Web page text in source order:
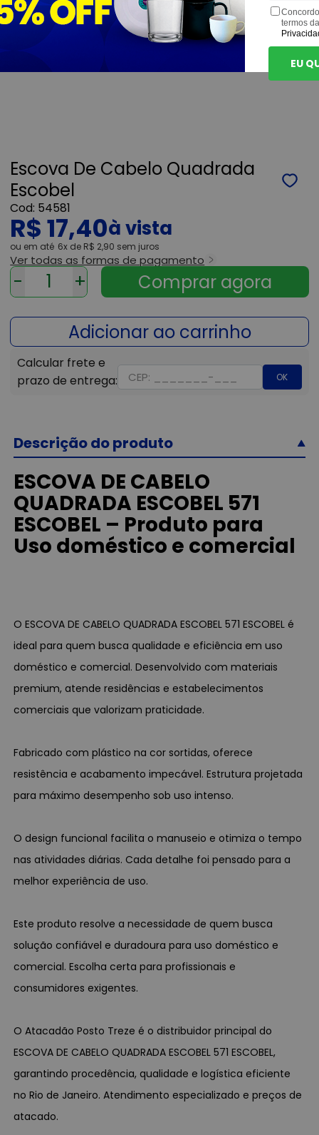
Escova De Cabelo Quadrada
Escobel
54581
R$ 17,40
ou 6x de R$ 2,90 sem juros
Ver todas as formas de pagamento
- +
OK
Descrição do produto
ESCOVA DE CABELO
QUADRADA ESCOBEL 571
ESCOBEL – Produto para
Uso doméstico e comercial
O ESCOVA DE CABELO QUADRADA ESCOBEL 571 ESCOBEL é
ideal para quem busca qualidade e eficiência em uso
doméstico e comercial. Desenvolvido com materiais
premium, atende residências e estabelecimentos
comerciais que valorizam praticidade.
Fabricado com plástico na cor sortidas, oferece
resistência e acabamento impecável. Estrutura projetada
para máximo desempenho sob uso intenso.
O design funcional facilita o manuseio e otimiza o tempo
nas atividades diárias. Cada detalhe foi pensado para a
melhor experiência de uso.
Este produto resolve a necessidade de quem busca
solução confiável e duradoura para uso doméstico e
comercial. Escolha certa para profissionais e
consumidores exigentes.
O Atacadão Posto Treze é o distribuidor principal do
ESCOVA DE CABELO QUADRADA ESCOBEL 571 ESCOBEL,
garantindo procedência, qualidade e logística eficiente
no Rio de Janeiro. Atendimento especializado e preços de
atacado.
termos
EU